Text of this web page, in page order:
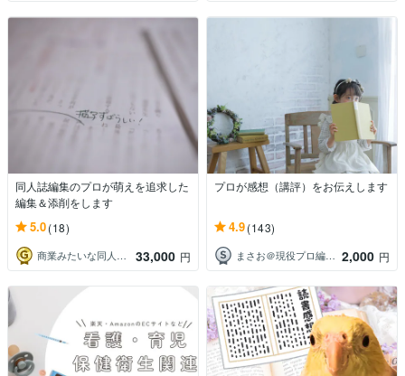
同人誌編集のプロが萌えを追求した
編集＆添削をします
5.0(18)
商業みたいな同人誌編集屋あだん堂 33,000 円
プロが感想（講評）をお伝えします
4.9(143)
まさお＠現役プロ編集者 2,000 円